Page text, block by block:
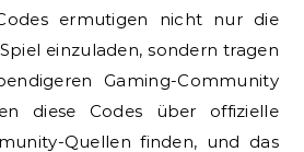
ermutigen nicht nur die
einzuladen, sondern tragen
Gaming-Community
diese Codes über offizielle
Quellen finden, und das